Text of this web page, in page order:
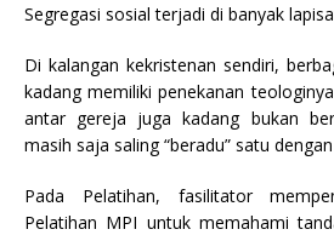
Segregasi sosial terjadi di banyak
Di kalangan kekristenan sendiri,
kadang memiliki penekanan
antar gereja juga kadang bukan
masih saja saling “beradu” satu
Pada Pelatihan, fasilitator
Pelatihan MPI untuk memahami